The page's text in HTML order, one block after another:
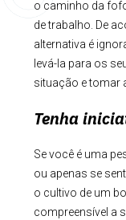
o caminho da
de trabalho. De
alternativa é
levá-la para os
situação e tomar
Tenha
Se você é uma
ou apenas se
o cultivo de um
compreensível a